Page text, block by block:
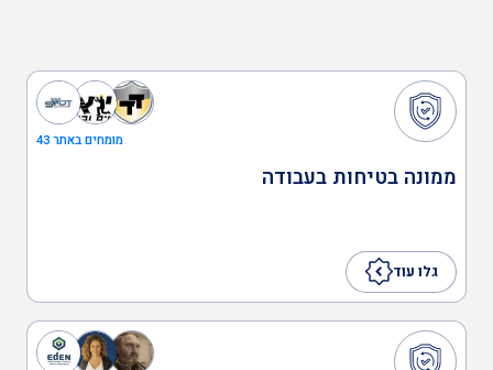
ניהול אסונות ומצבי חירום
בקר בטיחות
מומחים באתר 43
ממונה בטיחות בעבודה
גלו עוד